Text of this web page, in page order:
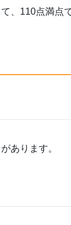
、110点満点
あります。